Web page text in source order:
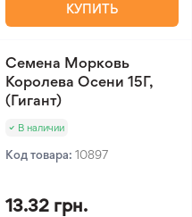
КУПИТЬ
Семена Морковь
Королева Осени 15Г,
(Гигант)
В наличии
Код товара: 10897
13.32 грн.